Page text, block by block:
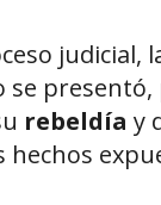
judicial,
se
rebeldía y
hechos